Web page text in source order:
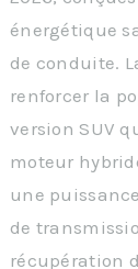
énergétique
de conduite.
renforcer la
version SUV
moteur
une
de
récupération